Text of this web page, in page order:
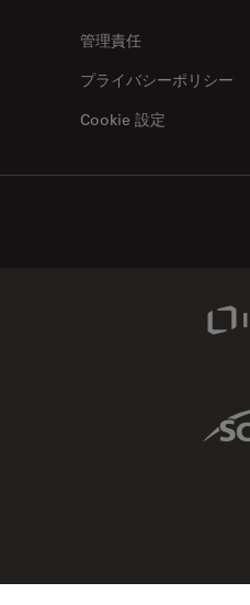
管理責任
プライバシーポリシー
Cookie 設定
Link